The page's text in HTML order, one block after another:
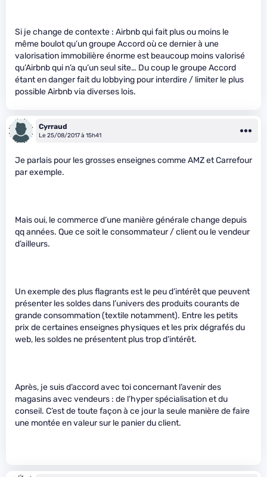
Si je change de contexte : Airbnb qui fait plus ou moins le
même boulot qu’un groupe Accord où ce dernier à une
valorisation immobilière énorme est beaucoup moins valorisé
qu’Airbnb qui n’a qu’un seul site… Du coup le groupe Accord
étant en danger fait du lobbying pour interdire / limiter le plus
possible Airbnb via diverses lois.
Cyrraud
Le 25/08/2017 à 15h41
Je parlais pour les grosses enseignes comme AMZ et Carrefour
par exemple.
Mais oui, le commerce d’une manière générale change depuis
qq années. Que ce soit le consommateur / client ou le vendeur
d’ailleurs.
Un exemple des plus flagrants est le peu d’intérêt que peuvent
présenter les soldes dans l’univers des produits courants de
grande consommation (textile notamment). Entre les petits
prix de certaines enseignes physiques et les prix dégrafés du
web, les soldes ne présentent plus trop d’intérêt.
Après, je suis d’accord avec toi concernant l’avenir des
magasins avec vendeurs : de l’hyper spécialisation et du
conseil. C’est de toute façon à ce jour la seule manière de faire
une montée en valeur sur le panier du client.